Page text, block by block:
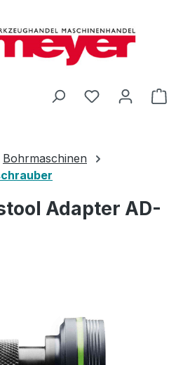
Du hast 0
Bohrmaschinen
Adapter AD-